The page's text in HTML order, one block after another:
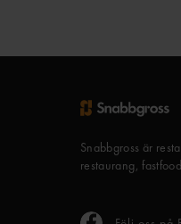
Snabbgross är
restaurang,